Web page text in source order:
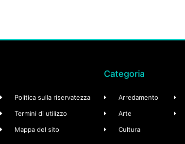
Politica sulla riservatezza
Termini di utilizzo
Mappa del sito
Categoria
Arredamento
Arte
Cultura